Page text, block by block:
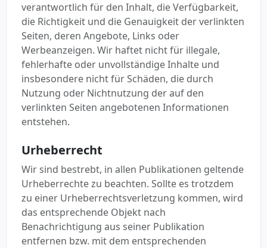
verantwortlich für den Inhalt, die Verfügbarkeit,
die Richtigkeit und die Genauigkeit der verlinkten
Seiten, deren Angebote, Links oder
Werbeanzeigen. Wir haftet nicht für illegale,
fehlerhafte oder unvollständige Inhalte und
insbesondere nicht für Schäden, die durch
Nutzung oder Nichtnutzung der auf den
verlinkten Seiten angebotenen Informationen
entstehen.
Urheberrecht
Wir sind bestrebt, in allen Publikationen geltende
Urheberrechte zu beachten. Sollte es trotzdem
zu einer Urheberrechtsverletzung kommen, wird
das entsprechende Objekt nach
Benachrichtigung aus seiner Publikation
entfernen bzw. mit dem entsprechenden